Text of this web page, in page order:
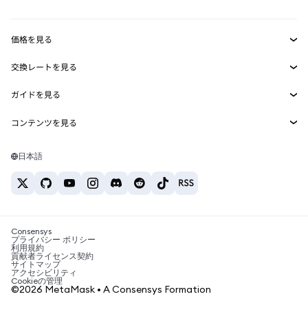
MetaMask Connect
Snaps
Web3サービス
セキュリティ
サポート
キャリア
お問い合わせ
価格を見る
イーサリアムの価格
Solanaの価格
Tetherの価格
交換レートを見る
ETH→USD
USDT→INR
BTC→INR
ETH→USDT
ガイドを見る
ETHの購入
USDTの購入
SHIBの購入
BNBの購入
コンテンツを見る
Solanaウォレット
税制関連ニュース
暗号資産の購入方法は？
ビットコインを売るには？
日本語
Consensys
プライバシー ポリシー
利用規約
貢献者ライセンス契約
サイトマップ
アクセシビリティ
Cookieの管理
©2026 MetaMask • A Consensys Formation